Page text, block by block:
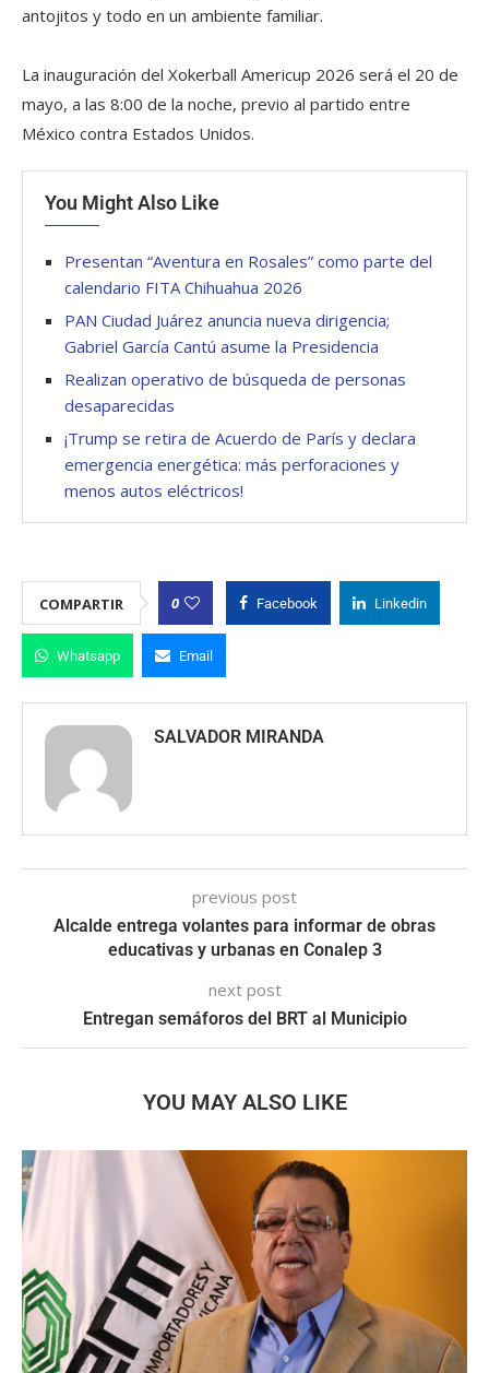
antojitos y todo en un ambiente familiar.
La inauguración del Xokerball Americup 2026 será el 20 de
mayo, a las 8:00 de la noche, previo al partido entre
México contra Estados Unidos.
You Might Also Like
Presentan “Aventura en Rosales” como parte del
calendario FITA Chihuahua 2026
PAN Ciudad Juárez anuncia nueva dirigencia;
Gabriel García Cantú asume la Presidencia
Realizan operativo de búsqueda de personas
desaparecidas
¡Trump se retira de Acuerdo de París y declara
emergencia energética: más perforaciones y
menos autos eléctricos!
COMPARTIR 0 Facebook Linkedin
Whatsapp Email
SALVADOR MIRANDA
previous post
Alcalde entrega volantes para informar de obras
educativas y urbanas en Conalep 3
next post
Entregan semáforos del BRT al Municipio
YOU MAY ALSO LIKE